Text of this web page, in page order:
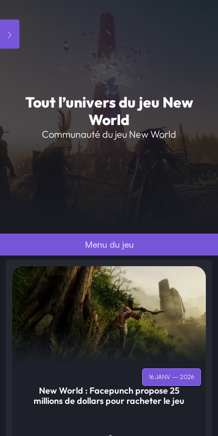
Tout l’univers du jeu New
World
Communauté du jeu New World
Menu du jeu
16 JANV — 2026
New World : Facepunch propose 25
millions de dollars pour racheter le jeu